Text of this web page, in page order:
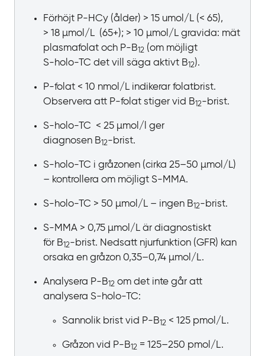
Förhöjt P‍-‍HCy (ålder) > 15 umol/L (< 65),
> 18 µmol/L (65+); > 10 µmol/L gravida: mät
plasmafolat och P‍-‍B 12 (om möjligt
S‍-‍holo‍-‍TC det vill säga aktivt B 12).
P-folat < 10 nmol/L indikerar folatbrist.
Observera att P‍-‍folat stiger vid B 12‍-‍brist.
S-holo-TC < 25 µmol/l ger
diagnosen B 12‍-‍brist.
S-holo-TC i gråzonen (cirka 25‍–‍50 µmol/L)
– kontrollera om möjligt S‍-‍MMA.
S-holo-TC > 50 µmol/L – ingen B 12‍-‍brist.
S-MMA > 0,75 µmol/L är diagnostiskt
för B 12‍-‍brist. Nedsatt njurfunktion (GFR) kan
orsaka en gråzon 0,35‍–‍0,74 µmol/L.
Analysera P‍-‍B 12 om det inte går att
analysera S‍-‍holo‍-‍TC:
Sannolik brist vid P‍-‍B 12 < 125 pmol/L.
Gråzon vid P‍-‍B 12 = 125‍–‍250 pmol/L.